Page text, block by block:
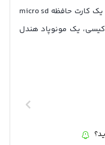
است. این اقلام شامل یک باتری یدک اضافه، یک کارت حافظه micro sd
یک مونوپاد هندل